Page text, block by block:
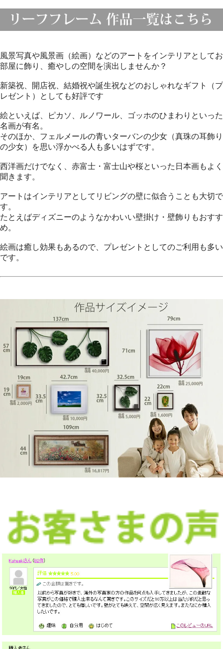
風景写真や風景画（絵画）などのアートをインテリアとしてお
部屋に飾り、癒やしの空間を演出しませんか？
新築祝、開店祝、結婚祝や誕生祝などのおしゃれなギフト（プ
レゼント）としても好評です
絵といえば、ピカソ、ルノワール、ゴッホのひまわりといった
名画が有名。
そのほか、フェルメールの青いターバンの少女（真珠の耳飾り
の少女）を思い浮かべる人も多いはずです。
西洋画だけでなく、赤富士・富士山や桜といった日本画もよく
聞きます。
アートはインテリアとしてリビングの壁に似合うことも大切で
す。
たとえばディズニーのようなかわいい壁掛け・壁飾りもおすす
め。
絵画は癒し効果もあるので、プレゼントとしてのご利用も多い
です。